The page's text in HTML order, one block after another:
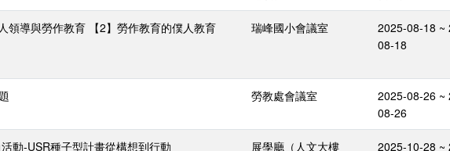
領導與勞作教育 【2】勞作教育的僕人教育
瑞峰國小會議室
2025-08-18 ~
08-18
勞教處會議室
2025-08-26 ~
08-26
動-USR種子型計畫從構想到行動 展學廳（人文大樓 2025-10-28 ~